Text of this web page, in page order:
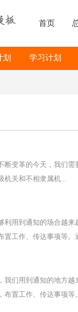
首页
学习计划
划
断变革的今天，我们
机关和不相隶属机...
利用到通知的场合越
置工作、传达事项等。
们用到通知的地方
布置工作、传达事项等